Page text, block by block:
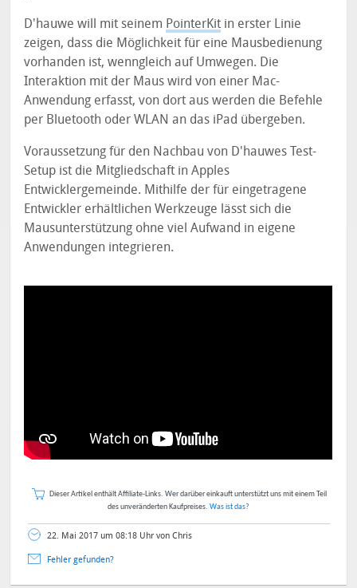
D'hauwe will mit seinem PointerKit in erster Linie
zeigen, dass die Möglichkeit für eine Mausbedienung
vorhanden ist, wenngleich auf Umwegen. Die
Interaktion mit der Maus wird von einer Mac-
Anwendung erfasst, von dort aus werden die Befehle
per Bluetooth oder WLAN an das iPad übergeben.
Voraussetzung für den Nachbau von D'hauwes Test-
Setup ist die Mitgliedschaft in Apples
Entwicklergemeinde. Mithilfe der für eingetragene
Entwickler erhältlichen Werkzeuge lässt sich die
Mausunterstützung ohne viel Aufwand in eigene
Anwendungen integrieren.
Dieser Artikel enthält Affiliate-Links. Wer darüber einkauft unterstützt uns mit einem Teil
des unveränderten Kaufpreises. Was ist das?
22. Mai 2017 um 08:18 Uhr von Chris
Fehler gefunden?